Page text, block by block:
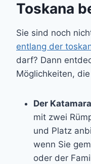
Toskana
Sie sind noch
entlang der
darf? Dann
Möglichkeiten,
Der
mit zwei
und Platz
wenn Sie
oder der